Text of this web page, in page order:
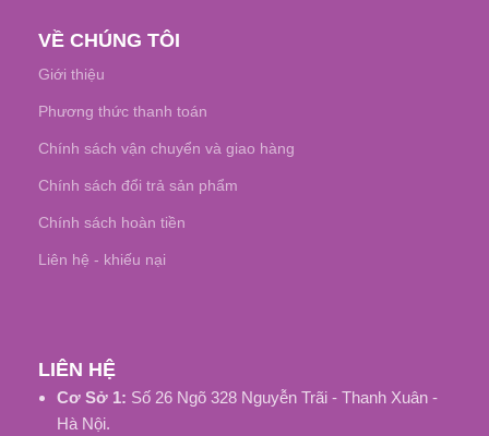
VỀ CHÚNG TÔI
Giới thiệu
Phương thức thanh toán
Chính sách vận chuyển và giao hàng
Chính sách đổi trả sản phẩm
Chính sách hoàn tiền
Liên hệ - khiếu nại
LIÊN HỆ
Cơ Sở 1: Số 26 Ngõ 328 Nguyễn Trãi - Thanh Xuân -
Hà Nội.